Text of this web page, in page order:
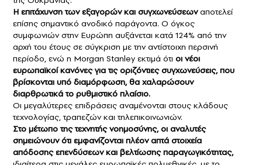
Η επιτάχυνση των εξαγορών και συγχωνεύσεωναποτελεί
επίσης σημαντικό ανοδικό παράγοντα. Ο όγκος
συμφωνιών στην Ευρώπη αυξάνεται κατά 124% από την
αρχή του έτους σε σύγκριση με την αντίστοιχη περσινή
περίοδο, ενώ η Morgan Stanley εκτιμά ότι οι νέοι
ευρωπαϊκοί κανόνες για τις οριζόντιες συγχωνεύσεις, που
βρίσκονται υπό διαμόρφωση, θα χαλαρώσουν
διαρθρωτικά το ρυθμιστικό πλαίσιο.
Οι μεγαλύτερες επιδράσεις αναμένονται στους κλάδους
τεχνολογίας, τραπεζών και τηλεπικοινωνιών.
Στο μέτωπο της τεχνητής νοημοσύνης, οι αναλυτές
σημειώνουν ότι εμφανίζονται πλέον απτά στοιχεία
απόδοσης επενδύσεων και βελτίωσης παραγωγικότητας,